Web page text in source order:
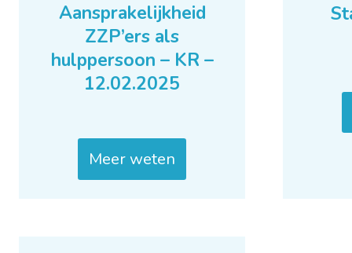
Aansprakelijkheid
ZZP’ers als
hulppersoon – KR –
12.02.2025
Meer weten